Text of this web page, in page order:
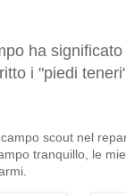
ha
i "piedi
scout nel
tranquillo, le